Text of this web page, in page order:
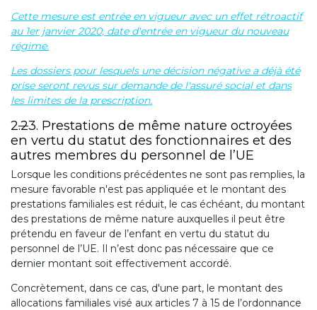
Cette mesure est entrée en vigueur avec un effet rétroactif
au 1er janvier 2020, date d'entrée en vigueur du nouveau
régime.
Les dossiers pour lesquels une décision négative a déjà été
prise seront revus sur demande de l'assuré social et dans
les limites de la prescription.
2.23. Prestations de même nature octroyées
en vertu du statut des fonctionnaires et des
autres membres du personnel de l’UE
Lorsque les conditions précédentes ne sont pas remplies, la
mesure favorable n'est pas appliquée et le montant des
prestations familiales est réduit, le cas échéant, du montant
des prestations de même nature auxquelles il peut être
prétendu en faveur de l’enfant en vertu du statut du
personnel de l’UE. Il n’est donc pas nécessaire que ce
dernier montant soit effectivement accordé.
Concrètement, dans ce cas, d'une part, le montant des
allocations familiales visé aux articles 7 à 15 de l’ordonnance